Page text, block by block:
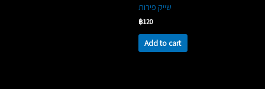
שייק פירות
฿120
Add to cart